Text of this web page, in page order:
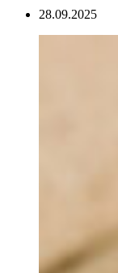
28.09.2025